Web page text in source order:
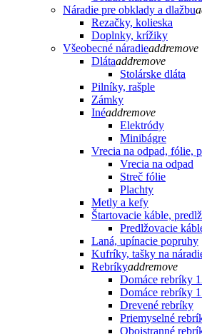
Náradie pre obklady a dlažbu
Rezačky, kolieska
Doplnky, krížiky
Všeobecné náradieaddremove
Dlátaaddremove
Stolárske dláta
Pilníky, rašple
Zámky
Inéaddremove
Elektródy
Minibágre
Vrecia na odpad, fólie,
Vrecia na odpad
Streč fólie
Plachty
Metly a kefy
Štartovacie káble,
Predlžovacie
Laná, upínacie popruhy
Kufríky, tašky na
Rebríkyaddremove
Domáce rebríky
Domáce rebríky
Drevené rebríky
Priemyselné
Obojstranné